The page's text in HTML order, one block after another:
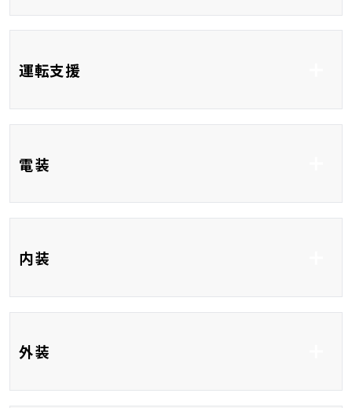
テム
運転支援
レーンアシスト
電装
Bluetooth接続 USB入力端子
内装
外装